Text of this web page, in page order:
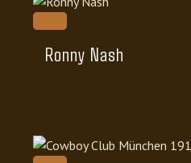
Ronny Nash